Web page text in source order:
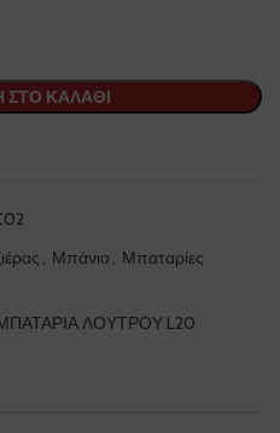
ΚΑΛΆΘΙ
, Μπάνιο , Μπαταρίες
ΛΟΥΤΡΟΥ L20